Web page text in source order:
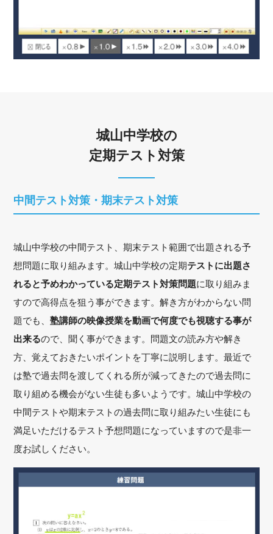
城山中学校の
定期テスト対策
中間テスト対策・期末テスト対策
城山中学校の中間テスト、期末テスト範囲で出題される予
想問題に取り組みます。城山中学校の定期テストに出題さ
れると予めわかっている定期テスト対策問題に取り組みま
すので高得点を狙う事ができます。解き方がわからない問
題でも、塾講師の映像授業を動画で何度でも視聴する事が
出来るので、聞く事ができます。問題文の読み方や解き
方、覚えておきたいポイントを丁寧に説明します。最近で
は塾で過去問を渡してくれる所が減ってきたので過去問に
取り組める機会がない生徒も多いようです。城山中学校の
中間テストや期末テストの過去問に取り組みたい生徒にも
満足いただけるテスト予想問題になっていますので是非一
度お試しください。